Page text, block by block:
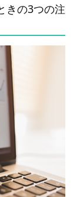
きの3つの注